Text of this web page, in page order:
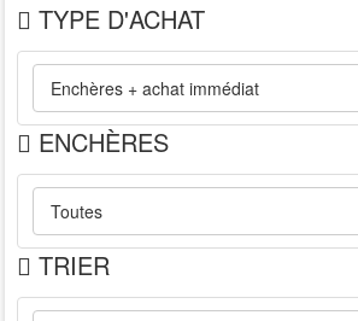
TYPE D'ACHAT
ENCHÈRES
TRIER